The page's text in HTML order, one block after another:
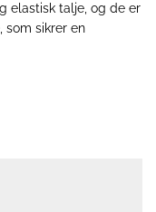
elastisk talje, og de er
sikrer en